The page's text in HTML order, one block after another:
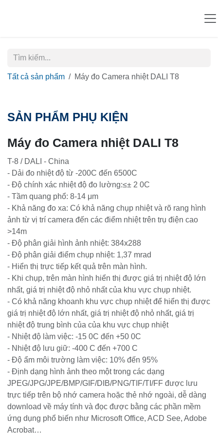
Tất cả sản phẩm Máy đo Camera nhiệt DALI T8
SẢN PHẨM PHỤ KIỆN
Máy đo Camera nhiệt DALI T8
T-8 / DALI - China
- Dải đo nhiệt độ từ -200C đến 6500C
- Độ chính xác nhiệt độ đo lường:≤± 2 0C
- Tầm quang phổ: 8-14 μm
- Khả năng đo xa: Có khả năng chụp nhiệt và rõ rang
hình ảnh từ vị trí camera đến các điểm nhiệt trên trụ
điện cao >14m
- Độ phân giải hình ảnh nhiệt: 384x288
- Độ phân giải điểm chụp nhiệt: 1,37 mrad
- Hiển thị trực tiếp kết quả trên màn hình.
- Khi chụp, trên màn hình hiển thị được giá trị nhiệt độ
lớn nhất, giá trị nhiệt độ nhỏ nhất của khu vực chụp
nhiệt.
- Có khả năng khoanh khu vực chụp nhiệt để hiển thị
được giá trị nhiệt độ lớn nhất, giá trị nhiệt độ nhỏ
nhất, giá trị nhiệt độ trung bình của của khu vực chụp
nhiệt
- Nhiệt độ làm việc: -15 0C đến +50 0C
- Nhiệt độ lưu giữ: -400 C đến +700 C
- Độ ẩm môi trường làm việc: 10% đến 95%
- Định dạng hình ảnh theo một trong các dạng
JPEG/JPG/JPE/BMP/GIF/DIB/PNG/TIF/TI/FF được
lưu trực tiếp trên bộ nhớ camera hoặc thẻ nhớ ngoài,
dễ dàng download về máy tính và đọc được bằng các